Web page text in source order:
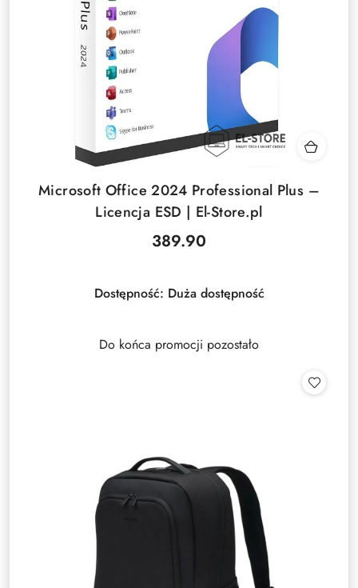
Microsoft Office 2024 Professional Plus –
Licencja ESD | El-Store.pl
Cena:
389.90
Dostępność: Duża dostępność
Do końca promocji pozostało